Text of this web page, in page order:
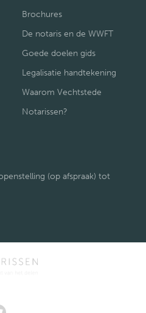
Brochures
De notaris en de WWFT
Goede doelen gids
Legalisatie handtekening
Waarom Vechtstede
Notarissen?
(op afspraak) tot